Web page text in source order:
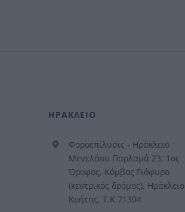
ΗΡΑΚΛΕΙΟ
Φοροεπίλυσις - Ηράκλειο
Μενελάου Παρλαμά 23, 1ος
Όροφος, Κόμβος Γιόφυρο
(κεντρικός δρόμος), Ηράκλειο
Κρήτης, Τ.Κ 71304